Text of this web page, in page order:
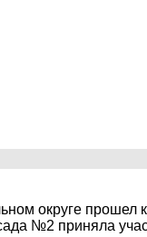
округе прошел
№2 приняла